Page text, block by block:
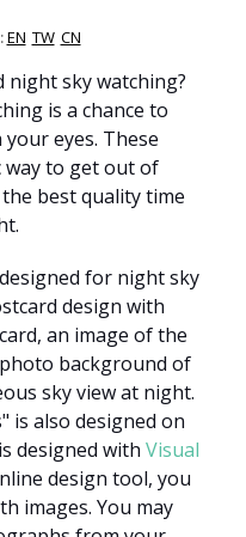
EN TW CN
night sky watching?
is a chance to
eyes. These
way to get out of
best quality time
for night sky
design with
an image of the
background of
sky view at night.
is also designed on
designed with Visual
design tool, you
images. You may